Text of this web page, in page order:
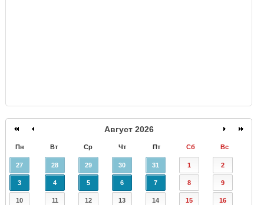
Август 2026
Пн Вт Ср Чт Пт Сб Вс
27 28 29 30 31 1 2
3 4 5 6 7 8 9
10 11 12 13 14 15 16